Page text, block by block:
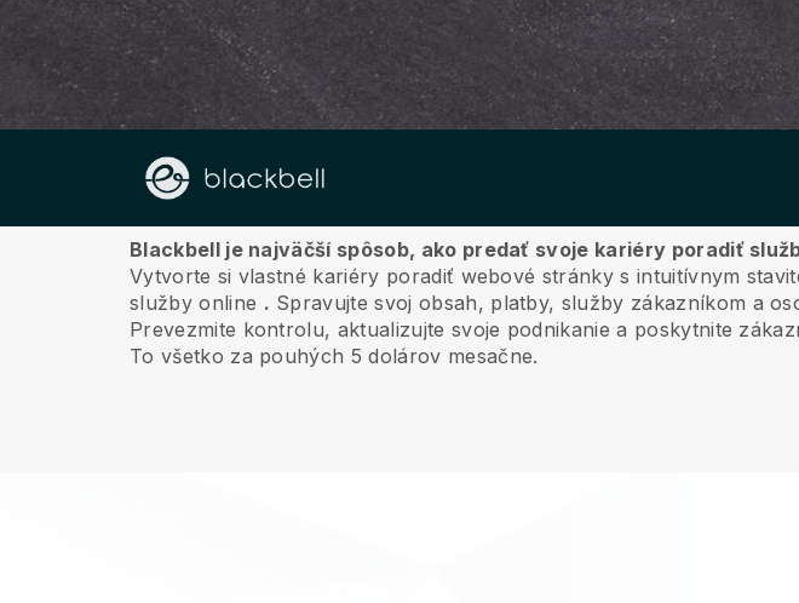
O nás
Blackbell je najväčší spôsob, ako predať svoje kariéry poradiť
Vytvorte si vlastné kariéry poradiť webové stránky s intuitívnym
služby online . Spravujte svoj obsah, platby, služby zákazníkom a
Prevezmite kontrolu, aktualizujte svoje podnikanie a poskytnite
To všetko za pouhých 5 dolárov mesačne.